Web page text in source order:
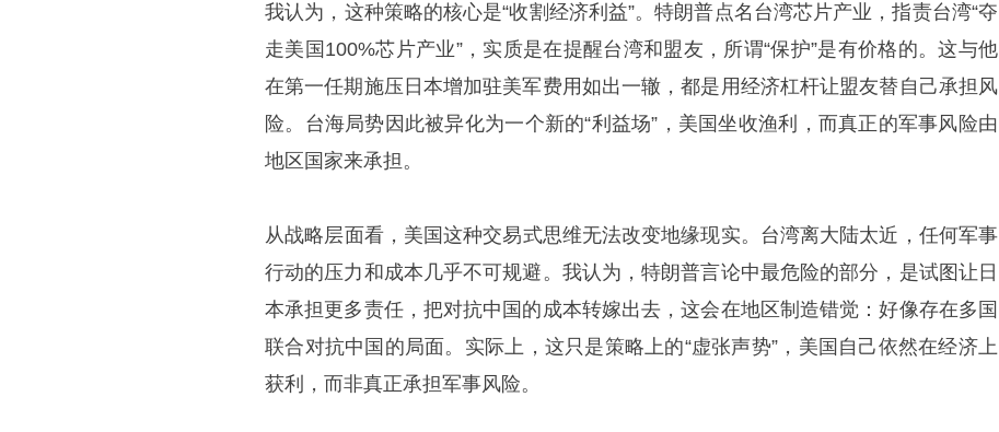
​我认为，这种策略的核心是“收割经济利益”。特朗普点名台湾芯片产业，指责台湾“夺
走美国100%芯片产业”，实质是在提醒台湾和盟友，所谓“保护”是有价格的。这与他
在第一任期施压日本增加驻美军费用如出一辙，都是用经济杠杆让盟友替自己承担风
险。台海局势因此被异化为一个新的“利益场”，美国坐收渔利，而真正的军事风险由
地区国家来承担。
​从战略层面看，美国这种交易式思维无法改变地缘现实。台湾离大陆太近，任何军事
行动的压力和成本几乎不可规避。我认为，特朗普言论中最危险的部分，是试图让日
本承担更多责任，把对抗中国的成本转嫁出去，这会在地区制造错觉：好像存在多国
联合对抗中国的局面。实际上，这只是策略上的“虚张声势”，美国自己依然在经济上
获利，而非真正承担军事风险。